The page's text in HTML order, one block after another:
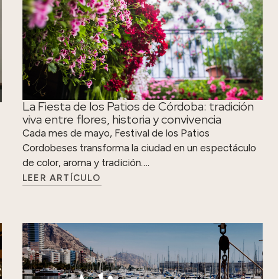
La Fiesta de los Patios de Córdoba: tradición
viva entre flores, historia y convivencia
Cada mes de mayo, Festival de los Patios
Cordobeses transforma la ciudad en un espectáculo
de color, aroma y tradición….
LEER ARTÍCULO